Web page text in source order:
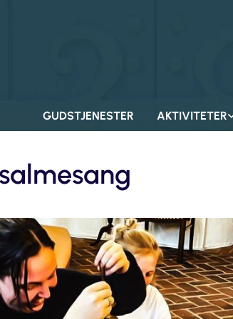
GUDSTJENESTER AKTIVITETER